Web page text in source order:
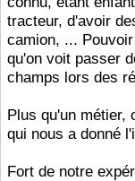
tracteur, d'avoir
camion, ...
qu'on voit passer
champs lors des
Plus qu'un métier,
qui nous a donné
Fort de notre